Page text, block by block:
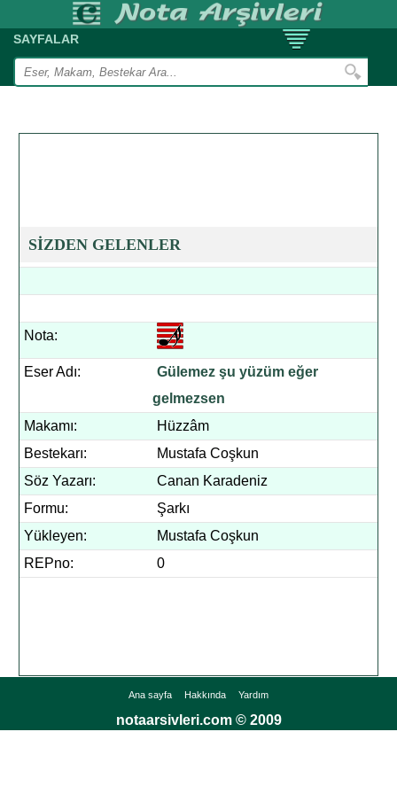
SAYFALAR
SİZDEN GELENLER
Nota:
Eser Adı:
Gülemez şu yüzüm eğer
gelmezsen
Makamı:
Hüzzâm
Bestekarı:
Mustafa Coşkun
Söz Yazarı:
Canan Karadeniz
Formu:
Şarkı
Yükleyen:
Mustafa Coşkun
REPno:
0
Ana sayfa Hakkında Yardım
notaarsivleri.com © 2009